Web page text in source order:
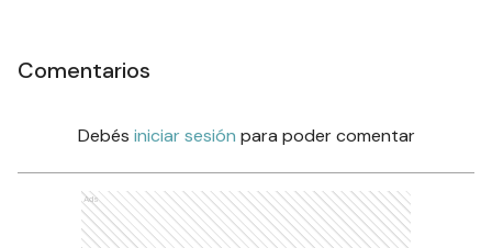
Comentarios
Debés iniciar sesión para poder comentar
Ads